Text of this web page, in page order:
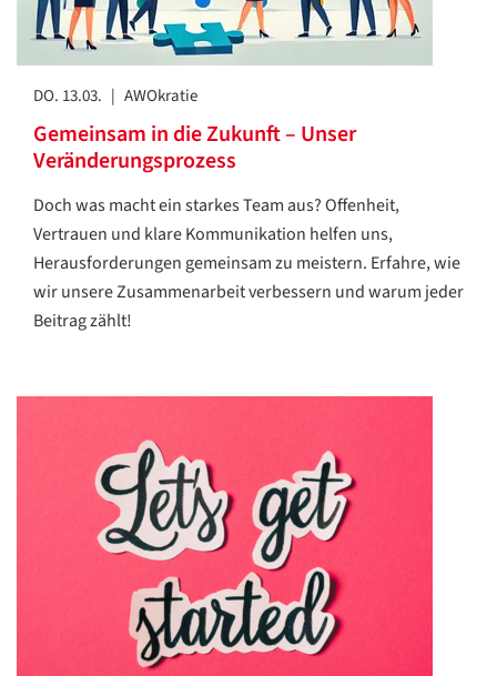
DO. 13.03. | AWOkratie
Gemeinsam in die Zukunft – Unser
Veränderungsprozess
Doch was macht ein starkes Team aus? Offenheit,
Vertrauen und klare Kommunikation helfen uns,
Herausforderungen gemeinsam zu meistern. Erfahre, wie
wir unsere Zusammenarbeit verbessern und warum jeder
Beitrag zählt!
Datenschutzerklärung
ZURÜCK
Datenschutzerklärung
Datenschutzerklärung
/
Translate
ZURÜCK